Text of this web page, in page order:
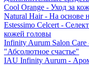
Cool Orange - Уход за
Natural Hair - На основе
Estessimo Celcert -
кожей головы
Infinity Aurum Salon
"Абсолютное счастье"
IAU Infinity Aurum -